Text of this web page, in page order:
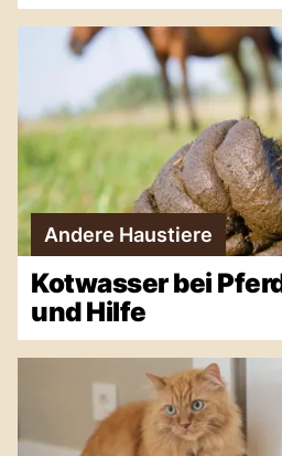
Andere Haustiere
Kotwasser bei
und Hilfe